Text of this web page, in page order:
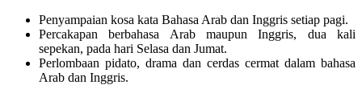
Penyampaian kosa kata Bahasa Arab dan Inggris setiap pagi.
Percakapan berbahasa Arab maupun Inggris, dua kali
sepekan, pada hari Selasa dan Jumat.
Perlombaan pidato, drama dan cerdas cermat dalam bahasa
Arab dan Inggris.